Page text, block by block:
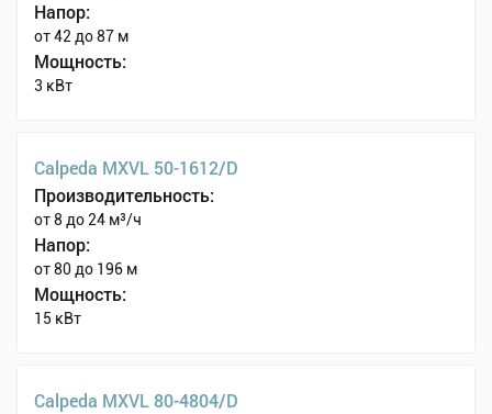
Напор:
от 42 до 87 м
Мощность:
3 кВт
Calpeda MXVL 50-1612/D
Производительность:
от 8 до 24 м³/ч
Напор:
от 80 до 196 м
Мощность:
15 кВт
Calpeda MXVL 80-4804/D